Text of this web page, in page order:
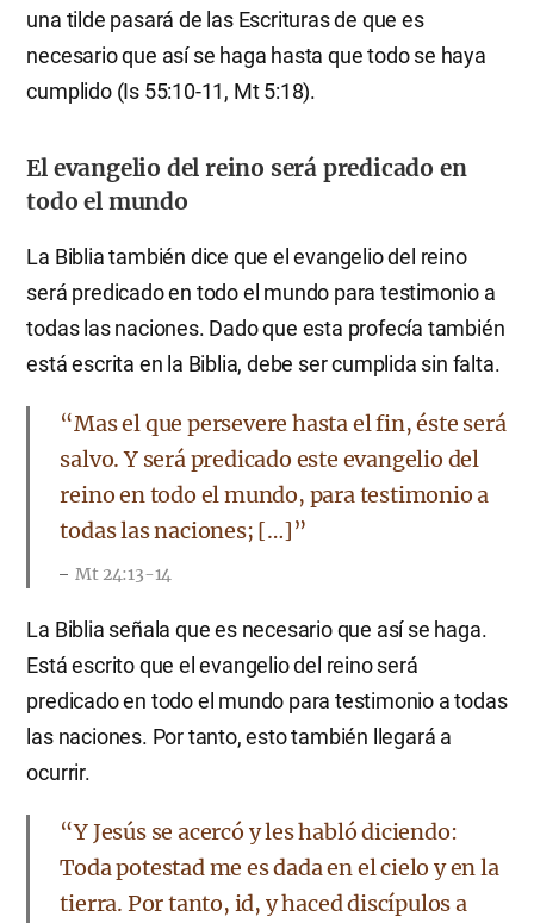
una tilde pasará de las Escrituras de que es
necesario que así se haga hasta que todo se haya
cumplido (Is 55:10-11, Mt 5:18).
El evangelio del reino será predicado en
todo el mundo
La Biblia también dice que el evangelio del reino
será predicado en todo el mundo para testimonio a
todas las naciones. Dado que esta profecía también
está escrita en la Biblia, debe ser cumplida sin falta.
“Mas el que persevere hasta el fin, éste será
salvo. Y será predicado este evangelio del
reino en todo el mundo, para testimonio a
todas las naciones; […]”
Mt 24:13-14
La Biblia señala que es necesario que así se haga.
Está escrito que el evangelio del reino será
predicado en todo el mundo para testimonio a todas
las naciones. Por tanto, esto también llegará a
ocurrir.
“Y Jesús se acercó y les habló diciendo:
Toda potestad me es dada en el cielo y en la
tierra. Por tanto, id, y haced discípulos a